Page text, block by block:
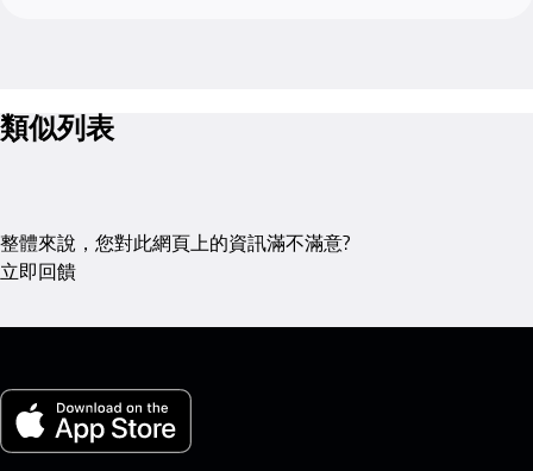
類似列表
整體來說，您對此網頁上的資訊滿不滿意?
立即回饋